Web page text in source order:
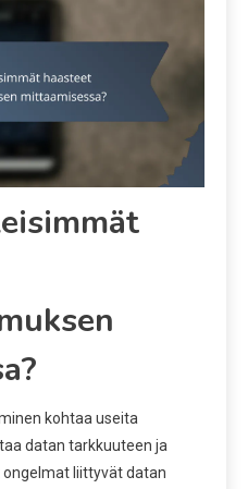
kohtaa useita
datan tarkkuuteen ja
liittyvät datan